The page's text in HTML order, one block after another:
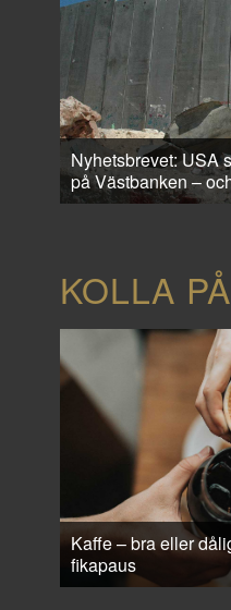
Nyhetsbrevet: USA
på Västbanken –
KOLLA
Kaffe – bra eller
fikapaus